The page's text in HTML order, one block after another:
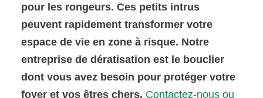
pour les rongeurs. Ces petits intrus
peuvent rapidement transformer votre
espace de vie en zone à risque. Notre
entreprise de dératisation est le bouclier
dont vous avez besoin pour protéger votre
foyer et vos êtres chers. Contactez-nous ou